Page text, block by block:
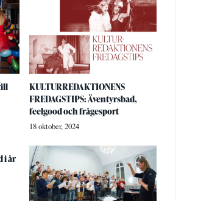
KULTURREDAKTIONENS
FREDAGSTIPS: Äventyrsbad,
feelgood och frågesport
18 oktober, 2024
i år